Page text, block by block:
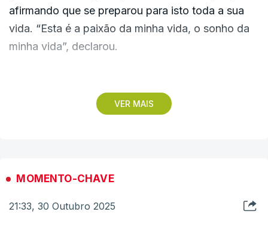
VER MAIS
afirmando que se preparou para isto toda a sua
vida. “Esta é a paixão da minha vida, o sonho da
minha vida”, declarou.
terceira vez caso não seja eleito, Noronha Lopes
diz que “neste momento não coloca esse
MOMENTO-CHAVE
21:33, 30 Outubro 2025